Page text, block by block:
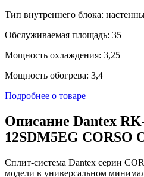
Тип внутреннего блока:
Обслуживаемая площадь: 35
Мощность охлаждения: 3,25
Мощность обогрева: 3,4
Подробнее о товаре
Описание Dantex
12SDM5EG CORSO
Сплит-система Dantex серии
модели в универсальном